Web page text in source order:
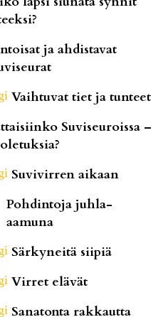
ja ahdistavat
Vaihtuvat tiet ja tunteet
Suviseuroissa –
Suvivirren aikaan
Pohdintoja juhla-
aamuna
Särkyneitä siipiä
Virret elävät
Sanatonta rakkautta